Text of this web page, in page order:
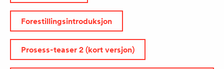
Forestillingsintroduksjon
Prosess-teaser 2 (kort versjon)